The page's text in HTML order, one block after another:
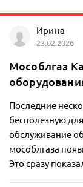
Ирина
23.02.2026
Мособлгаз
Последние
бесполезную
обслуживание
мособлгаза
Это сразу